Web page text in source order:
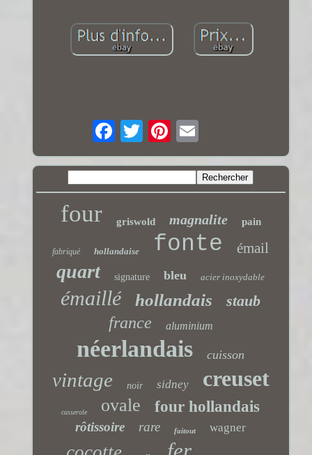
four griswold magnalite pain
fabriqué hollandaise fonte émail
quart signature bleu acier inoxydable
émaillé hollandais staub
france aluminium
néerlandais cuisson
vintage noir sidney creuset
casserole ovale four hollandais
rôtissoire rare faitout wagner